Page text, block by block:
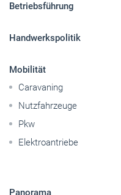
Betriebsführung
Handwerkspolitik
Mobilität
Caravaning
Nutzfahrzeuge
Pkw
Elektroantriebe
Panorama